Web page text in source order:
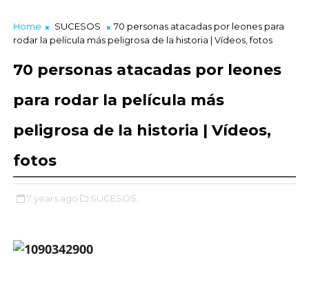
Home SUCESOS
70 personas atacadas por leones para
rodar la película más peligrosa de la historia | Vídeos, fotos
70 personas atacadas por leones
para rodar la película más
peligrosa de la historia | Vídeos,
fotos
7 years ago SUCESOS,